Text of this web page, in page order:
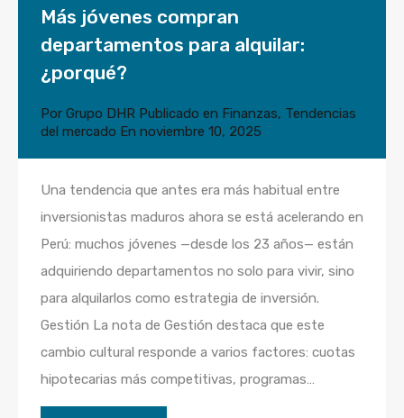
Más jóvenes compran
departamentos para alquilar:
¿porqué?
Por Grupo DHR Publicado en Finanzas, Tendencias
del mercado En noviembre 10, 2025
Una tendencia que antes era más habitual entre
inversionistas maduros ahora se está acelerando en
Perú: muchos jóvenes —desde los 23 años— están
adquiriendo departamentos no solo para vivir, sino
para alquilarlos como estrategia de inversión.
Gestión La nota de Gestión destaca que este
cambio cultural responde a varios factores: cuotas
hipotecarias más competitivas, programas…